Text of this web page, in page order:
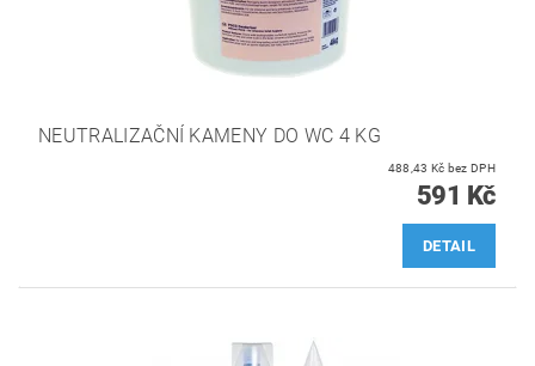
NEUTRALIZAČNÍ KAMENY DO WC 4 KG
488,43 Kč bez DPH
591 Kč
DETAIL